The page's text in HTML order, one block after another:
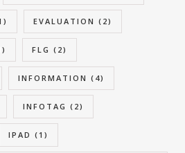
EVALUATION (2)
FLG (2)
INFORMATION (4)
INFOTAG (2)
IPAD (1)